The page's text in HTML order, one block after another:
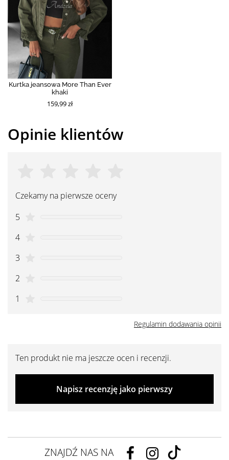
Kurtka jeansowa More Than Ever
khaki
159,99 zł
Opinie klientów
Czekamy na pierwsze oceny
5
4
3
2
1
Regulamin dodawania opinii
Ten produkt nie ma jeszcze ocen i recenzji.
Napisz recenzję jako pierwszy
ZNAJDŹ NAS NA